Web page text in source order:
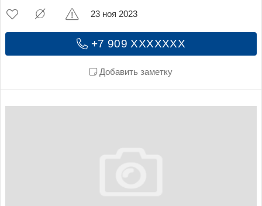
+7 909 XXXXXXX
Добавить заметку
23 ноя 2023